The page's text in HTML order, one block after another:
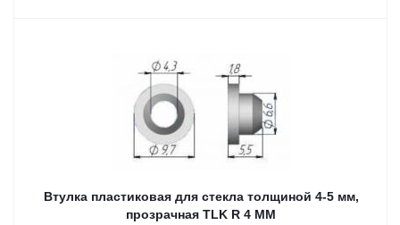
Втулка пластиковая для стекла толщиной 4-5 мм,
прозрачная TLK R 4 MM